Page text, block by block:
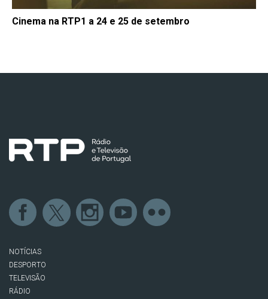
Cinema na RTP1 a 24 e 25 de setembro
NOTÍCIAS
DESPORTO
TELEVISÃO
RÁDIO